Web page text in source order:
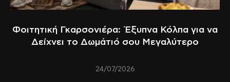
Φοιτητική Γκαρσονιέρα: Έξυπνα Κόλπα για να
Δείχνει το Δωμάτιό σου Μεγαλύτερο
24/07/2026